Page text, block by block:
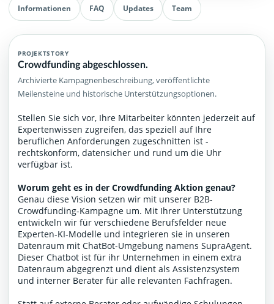
Informationen FAQ Updates Team
PROJEKTSTORY
Crowdfunding abgeschlossen.
Archivierte Kampagnenbeschreibung, veröffentlichte
Meilensteine und historische Unterstützungsoptionen.
Stellen Sie sich vor, Ihre Mitarbeiter könnten jederzeit auf
Expertenwissen zugreifen, das speziell auf Ihre
beruflichen Anforderungen zugeschnitten ist -
rechtskonform, datensicher und rund um die Uhr
verfügbar ist.
Worum geht es in der Crowdfunding Aktion genau?
Genau diese Vision setzen wir mit unserer B2B-
Crowdfunding-Kampagne um. Mit Ihrer Unterstützung
entwickeln wir für verschiedene Berufsfelder neue
Experten-KI-Modelle und integrieren sie in unseren
Datenraum mit ChatBot-Umgebung namens SupraAgent.
Dieser Chatbot ist für ihr Unternehmen in einem extra
Datenraum abgegrenzt und dient als Assistenzsystem
und interner Berater für alle relevanten Fachfragen.